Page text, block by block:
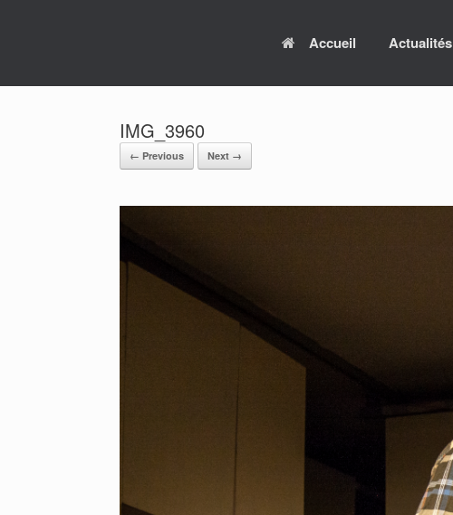
Accueil Actualités
IMG_3960
← Previous Next →